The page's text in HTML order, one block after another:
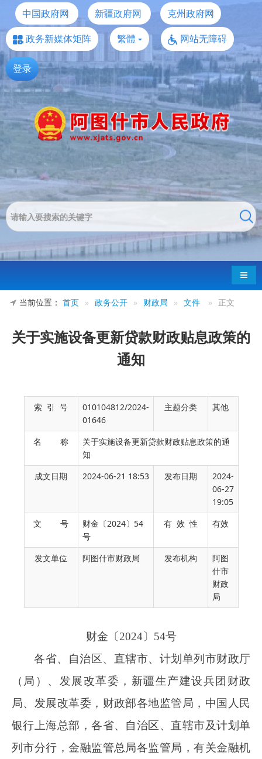
中国政府网 新疆政府网
克州政府网
政务新媒体矩阵
繁體 网站无障碍
登录
导航
当前位置： 首页 » 政务公开 » 财政局 » 文件 » 正文
关于实施设备更新贷款财政贴息政策的
通知
索 引 号
010104812/2024-
01646
主题分类 其他
名 称
关于实施设备更新贷款财政贴息政策的通
知
成文日期
2024-06-21 18:53 发布日期
2024-
06-27
19:05
文 号
财金〔2024〕54
号
有 效 性 有效
发文单位 阿图什市财政局 发布机构
阿图
什市
财政
局
财金〔 2024〕54号
各省、自治区、直辖市、计划单列市财政厅
推动大规模设备更新和消费品以旧换新是加
快构建新发展格局、推动高质量发展的重要举
措。为贯彻落实党中央、国务院决策部署，按照
品以旧换新行动方案〉的通知》（国发〔
2024〕
7号）有关要求，中央财政会同有关方面实施设